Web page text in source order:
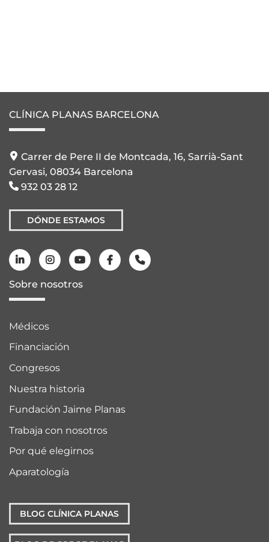
CLÍNICA PLANAS BARCELONA
Carrer de Pere II de Montcada, 16, Sarrià-Sant
Gervasi, 08034 Barcelona
932 03 28 12
DÓNDE ESTAMOS
Sobre nosotros
Médicos
Financiación
Congresos
Nuestra historia
Fundación Jaime Planas
Trabaja con nosotros
Por qué elegirnos
Aparatología
BLOG CLÍNICA PLANAS